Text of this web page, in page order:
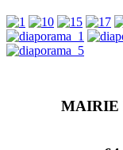
MAIRIE